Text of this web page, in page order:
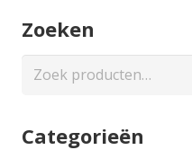
Zoeken
Zoeken
Categorieën